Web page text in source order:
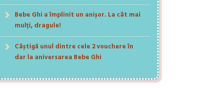
Bebe Ghi a împlinit un anișor. La cât mai
mulți, dragule!
Câștigă unul dintre cele 2 vouchere în
dar la aniversarea Bebe Ghi